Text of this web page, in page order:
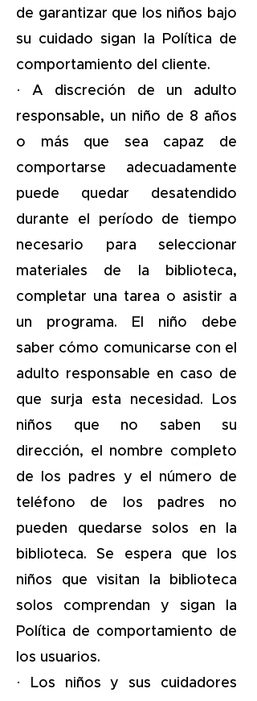
de garantizar que los niños bajo
su cuidado sigan la Política de
comportamiento del cliente.
· A discreción de un adulto
responsable, un niño de 8 años
o más que sea capaz de
comportarse adecuadamente
puede quedar desatendido
durante el período de tiempo
necesario para seleccionar
materiales de la biblioteca,
completar una tarea o asistir a
un programa. El niño debe
saber cómo comunicarse con el
adulto responsable en caso de
que surja esta necesidad. Los
niños que no saben su
dirección, el nombre completo
de los padres y el número de
teléfono de los padres no
pueden quedarse solos en la
biblioteca. Se espera que los
niños que visitan la biblioteca
solos comprendan y sigan la
Política de comportamiento de
los usuarios.
· Los niños y sus cuidadores